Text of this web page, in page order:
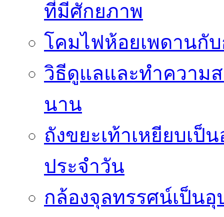
ที่มีศักยภาพ
โคมไฟห้อยเพดานกั
วิธีดูแลและทำความ
นาน
ถังขยะเท้าเหยียบเ
ประจำวัน
กล้องจุลทรรศน์เป็น